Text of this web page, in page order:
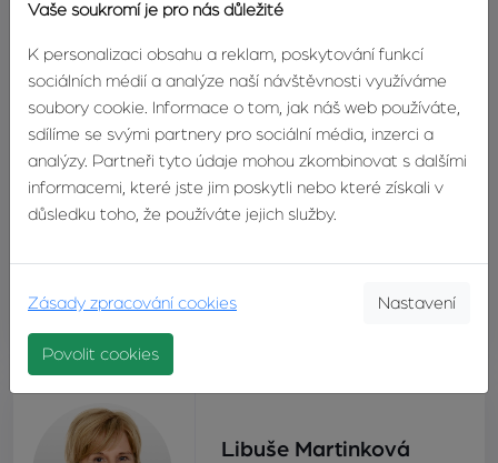
Počet podlaží v
2
Umístění objektu polosamota
Zastavěná plocha 111m²
Užitná plocha 90m²
Energetický štítek
Libuše Martinková
Vaše soukromí je pro nás důležité
K personalizaci obsahu a reklam, poskytování funkcí
sociálních médií a analýze naší návštěvnosti využíváme
soubory cookie. Informace o tom, jak náš web používáte,
sdílíme se svými partnery pro sociální média, inzerci a
analýzy. Partneři tyto údaje mohou zkombinovat s dalšími
informacemi, které jste jim poskytli nebo které získali v
důsledku toho, že používáte jejich služby.
Zásady zpracování cookies Nastavení
Povolit cookies